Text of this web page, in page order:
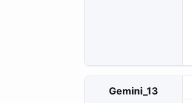
Gemini_13